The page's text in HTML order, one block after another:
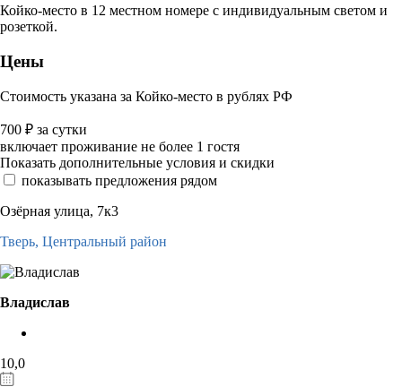
Койко-место в 12 местном номере с индивидуальным светом и
розеткой.
Цены
Стоимость указана за Койко-место в рублях РФ
700 ₽ за сутки
включает проживание не более 1 гостя
Показать дополнительные условия и скидки
показывать предложения рядом
Озёрная улица, 7к3
Тверь, Центральный район
Владислав
10,0